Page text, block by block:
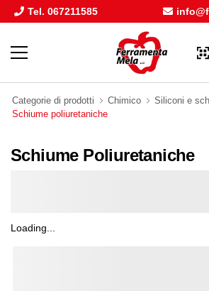
Tel. 067211585
Categorie di prodotti Chimico
Siliconi e
Schiume poliuretaniche
Schiume Poliuretaniche
Loading...